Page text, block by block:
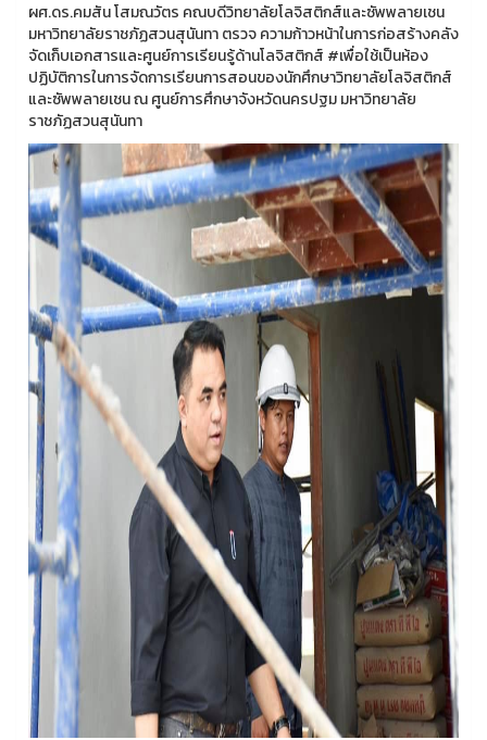
ผศ.ดร.คมสัน โสมณวัตร คณบดีวิทยาลัยโลจิสติกส์และซัพพลายเชน
มหาวิทยาลัยราชภัฏสวนสุนันทา ตรวจ ความก้าวหน้าในการก่อสร้างคลัง
จัดเก็บเอกสารและศูนย์การเรียนรู้ด้านโลจิสติกส์ #เพื่อใช้เป็นห้อง
ปฏิบัติการในการจัดการเรียนการสอนของนักศึกษาวิทยาลัยโลจิสติกส์
และซัพพลายเชน ณ ศูนย์การศึกษาจังหวัดนครปฐม มหาวิทยาลัย
ราชภัฏสวนสุนันทา